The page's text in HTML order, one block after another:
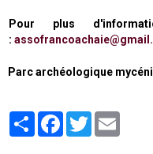
Pour plus
:
Parc archéologique
PartagerFacebook
Twitter